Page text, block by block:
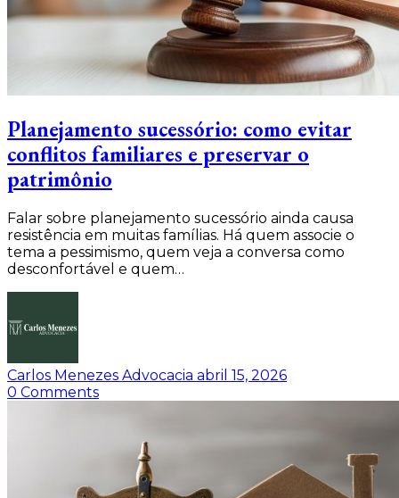
Planejamento sucessório: como evitar
conflitos familiares e preservar o
patrimônio
Falar sobre planejamento sucessório ainda causa
resistência em muitas famílias. Há quem associe o
tema a pessimismo, quem veja a conversa como
desconfortável e quem…
Carlos Menezes Advocacia abril 15, 2026
0 Comments